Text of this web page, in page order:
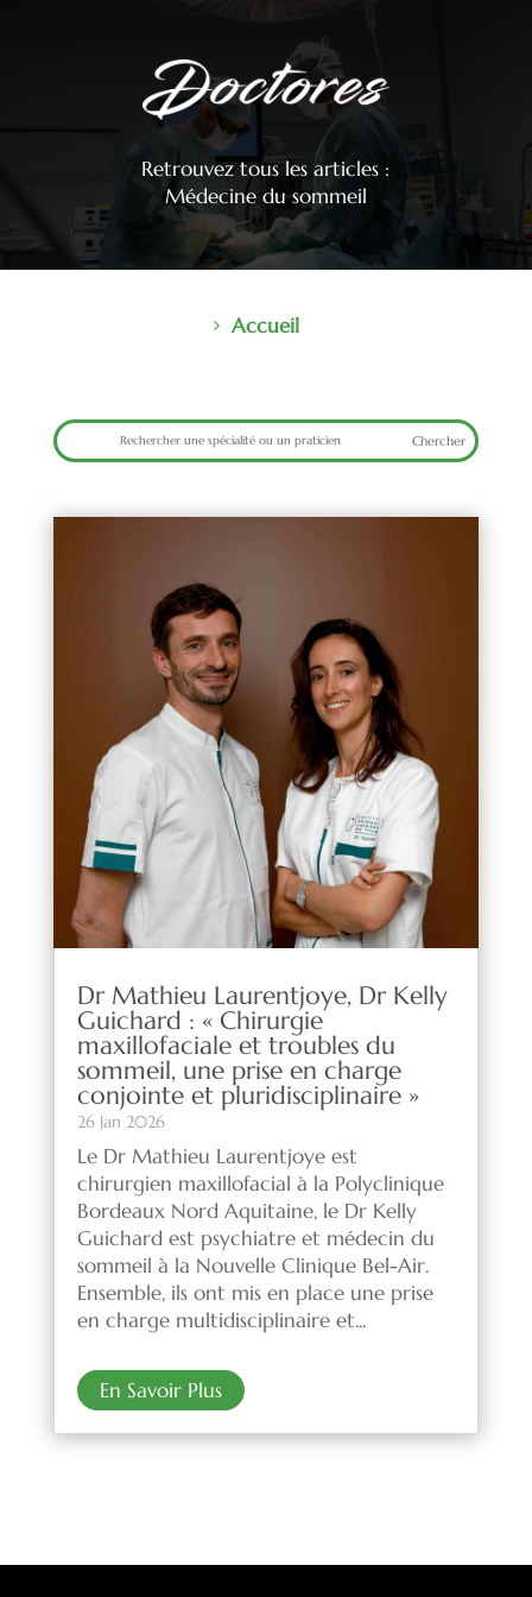
Retrouvez tous les articles :
Médecine du sommeil
Accueil
Dr Mathieu Laurentjoye, Dr Kelly
Guichard : « Chirurgie
maxillofaciale et troubles du
sommeil, une prise en charge
conjointe et pluridisciplinaire »
26 Jan 2026
Le Dr Mathieu Laurentjoye est
chirurgien maxillofacial à la Polyclinique
Bordeaux Nord Aquitaine, le Dr Kelly
Guichard est psychiatre et médecin du
sommeil à la Nouvelle Clinique Bel-Air.
Ensemble, ils ont mis en place une prise
en charge multidisciplinaire et...
En Savoir Plus